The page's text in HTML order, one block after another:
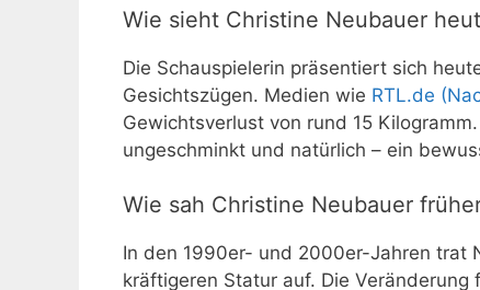
Wie sieht Christine Neubauer
Die Schauspielerin präsentiert sich
Gesichtszügen. Medien wie RTL.de
Gewichtsverlust von rund 15
ungeschminkt und natürlich – ein
Wie sah Christine Neubauer
In den 1990er- und 2000er-Jahren trat
kräftigeren Statur auf. Die